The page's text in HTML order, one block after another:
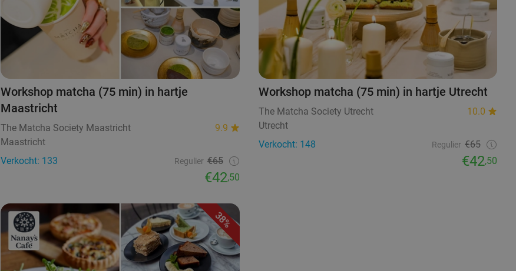
Workshop matcha (75 min) in hartje
Maastricht
The Matcha Society Maastricht
9.9
Maastricht
Verkocht: 133
Regulier €65
€42,50
Workshop matcha (75 min) in hartje Utrecht
The Matcha Society Utrecht
10.0
Utrecht
Verkocht: 148
Regulier €65
€42,50
38%